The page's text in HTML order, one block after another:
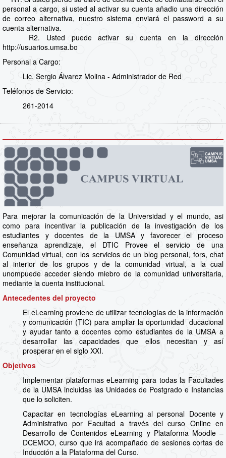
personal a cargo, si usted al activar su cuenta añadio una dirección
de correo alternativa, nuestro sistema enviará el password a su
cuenta alternativa.
R2. Usted puede activar su cuenta en la dirección
http://usuarios.umsa.bo
Personal a Cargo:
Lic. Sergio Álvarez Molina - Administrador de Red
Teléfonos de Servicio:
261-2014
Para mejorar la comunicación de la Universidad y el mundo, asi
como para incentivar la publicación de la investigación de los
estudiantes y docentes de la UMSA y favorecer el proceso
enseñanza aprendizaje, el DTIC Provee el servicio de una
Comunidad virtual, con los servicios de un blog personal, fors, chat
al interior de los grupos y de la comunidad virtual, a la cual
unompuede acceder siendo miebro de la comunidad universitaria,
mediante la cuenta institucional.
Antecedentes del proyecto
El eLearning proviene de utilizar tecnologías de la información
y comunicación (TIC) para ampliar la oportunidad ducacional
y ayudar tanto a docentes como estudiantes de la UMSA a
desarrollar las capacidades que ellos necesitan y así
prosperar en el siglo XXI.
Objetivos
Implementar plataformas eLearning para todas la Facultades
de la UMSA incluidas las Unidades de Postgrado e Instancias
que lo soliciten.
Capacitar en tecnologías eLearning al personal Docente y
Administrativo por Facultad a través del curso Online en
Desarrollo de Contenidos eLearning y Plataforma Moodle –
DCEMOO, curso que irá acompañado de sesiones cortas de
Inducción a la Plataforma del Curso.